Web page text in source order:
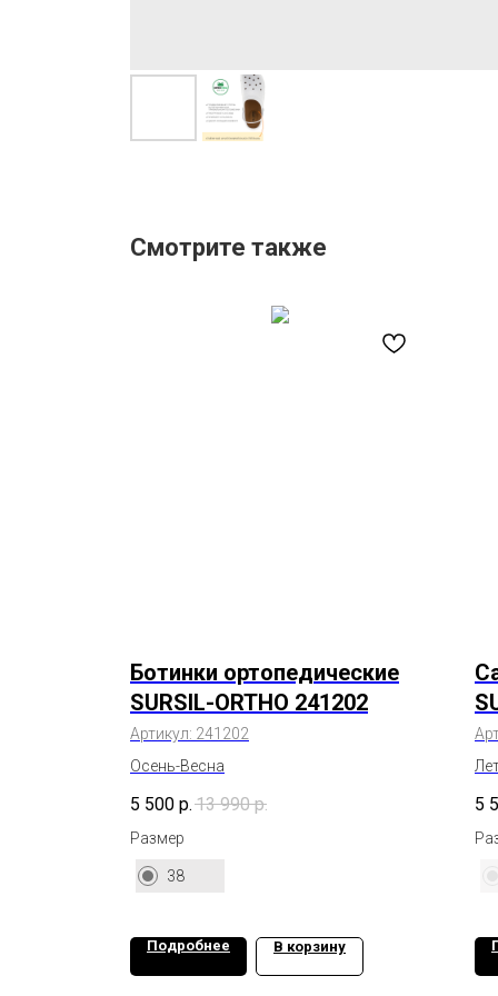
Смотрите также
Ботинки ортопедические
SURSIL-ORTHO 241202
Артикул: 241202
Осень-Весна
5 500 р. 13 990 р.
Размер
38
Подробнее В корзину
5